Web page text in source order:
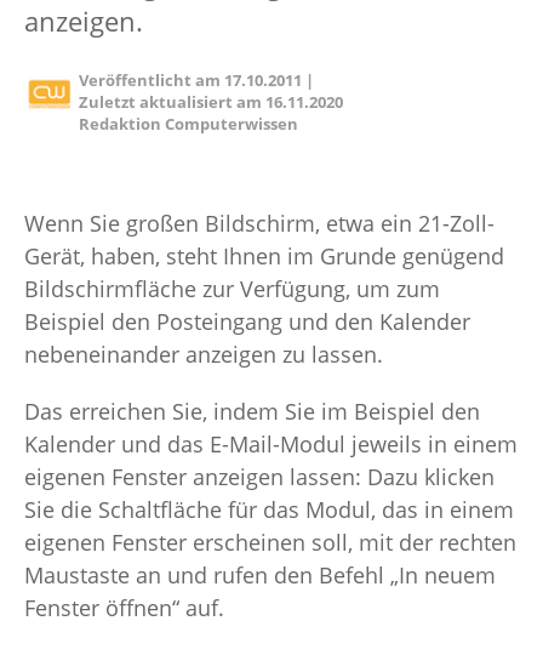
anzeigen.
Veröffentlicht am 17.10.2011 |
Zuletzt aktualisiert am 16.11.2020
Redaktion Computerwissen
Wenn Sie großen Bildschirm, etwa ein 21-Zoll-
Gerät, haben, steht Ihnen im Grunde genügend
Bildschirmfläche zur Verfügung, um zum
Beispiel den Posteingang und den Kalender
nebeneinander anzeigen zu lassen.
Das erreichen Sie, indem Sie im Beispiel den
Kalender und das E-Mail-Modul jeweils in einem
eigenen Fenster anzeigen lassen: Dazu klicken
Sie die Schaltfläche für das Modul, das in einem
eigenen Fenster erscheinen soll, mit der rechten
Maustaste an und rufen den Befehl „In neuem
Fenster öffnen“ auf.